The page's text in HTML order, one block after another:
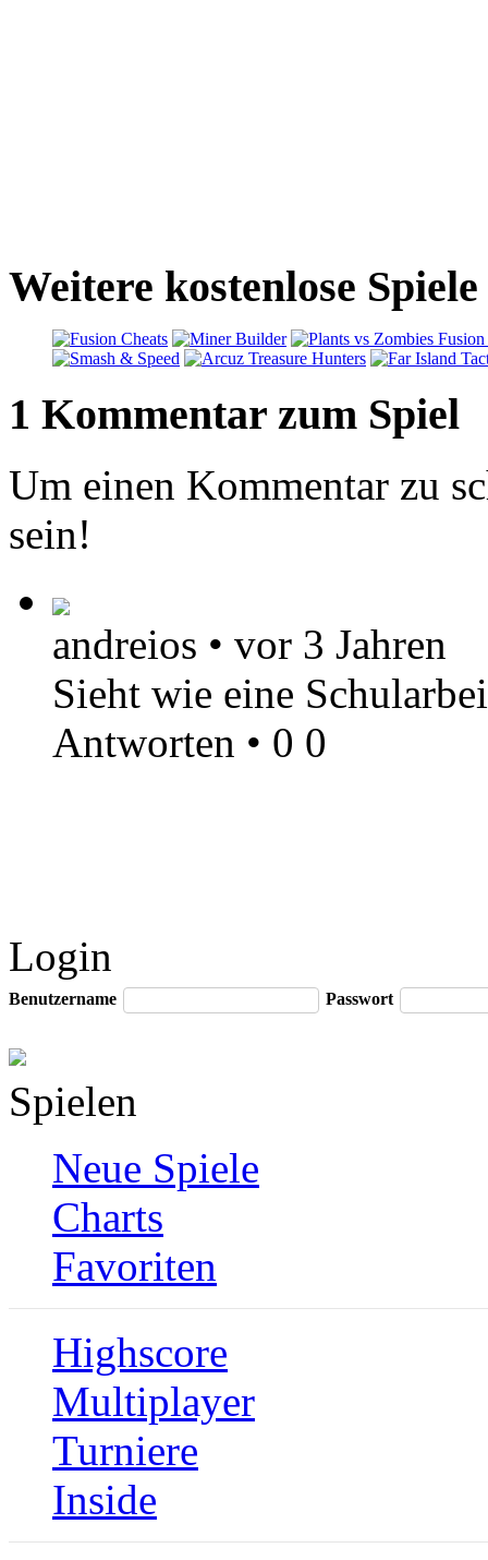
Weitere kostenlose
1 Kommentar zum Spiel
Um einen Kommentar zu
sein!
andreios • vor 3 Jahren
Sieht wie eine
Antworten • 0 0
Login
Benutzername Passwort
Spielen
Neue Spiele
Charts
Favoriten
Highscore
Multiplayer
Turniere
Inside